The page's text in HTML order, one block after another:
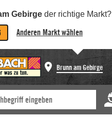
Gebirge der richtige Markt?
Anderen Markt wählen
Brunn am Gebirge